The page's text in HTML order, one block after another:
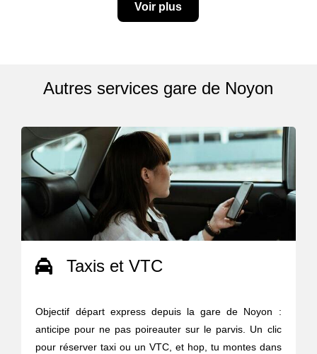
Voir plus
Autres services gare de Noyon
Taxis et VTC
Objectif départ express depuis la gare de Noyon :
anticipe pour ne pas poireauter sur le parvis. Un clic
pour réserver taxi ou un VTC, et hop, tu montes dans